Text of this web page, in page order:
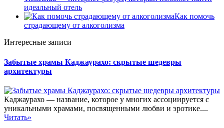
идеальный отель
Как помочь
страдающему от алкоголизма
Интересные записи
Забытые храмы Каджаурахо: скрытые шедевры
архитектуры
Каджаурахо — название, которое у многих ассоциируется с
уникальными храмами, посвященными любви и эротике....
Читать»